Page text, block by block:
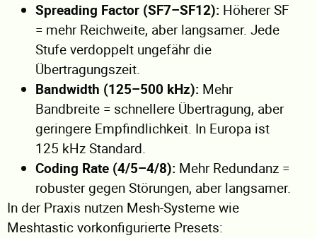
Spreading Factor (SF7–SF12): Höherer SF
= mehr Reichweite, aber langsamer. Jede
Stufe verdoppelt ungefähr die
Übertragungszeit.
Bandwidth (125–500 kHz): Mehr
Bandbreite = schnellere Übertragung, aber
geringere Empfindlichkeit. In Europa ist
125 kHz Standard.
Coding Rate (4/5–4/8): Mehr Redundanz =
robuster gegen Störungen, aber langsamer.
In der Praxis nutzen Mesh-Systeme wie
Meshtastic vorkonfigurierte Presets: